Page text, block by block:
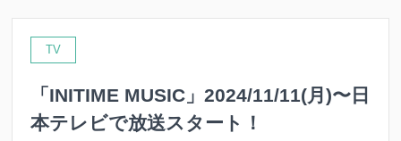
TV
「INITIME MUSIC」2024/11/11(月)〜日
本テレビで放送スタート！